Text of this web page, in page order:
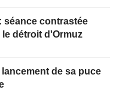
séance contrastée
détroit d'Ormuz
de sa puce